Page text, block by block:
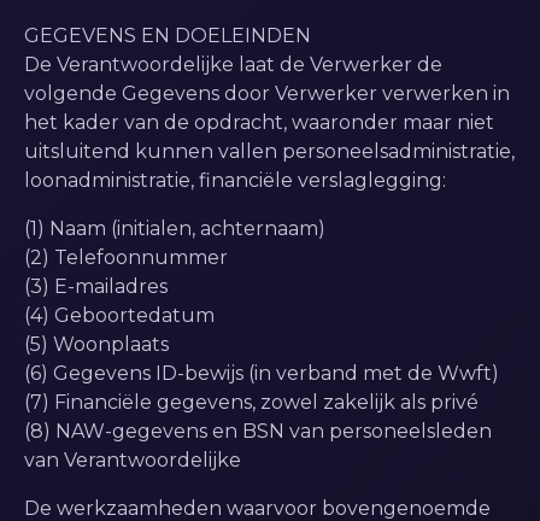
GEGEVENS EN DOELEINDEN
De Verantwoordelijke laat de Verwerker de
volgende Gegevens door Verwerker verwerken in
het kader van de opdracht, waaronder maar niet
uitsluitend kunnen vallen personeelsadministratie,
loonadministratie, financiële verslaglegging:
(1) Naam (initialen, achternaam)
(2) Telefoonnummer
(3) E-mailadres
(4) Geboortedatum
(5) Woonplaats
(6) Gegevens ID-bewijs (in verband met de Wwft)
(7) Financiële gegevens, zowel zakelijk als privé
(8) NAW-gegevens en BSN van personeelsleden
van Verantwoordelijke
De werkzaamheden waarvoor bovengenoemde